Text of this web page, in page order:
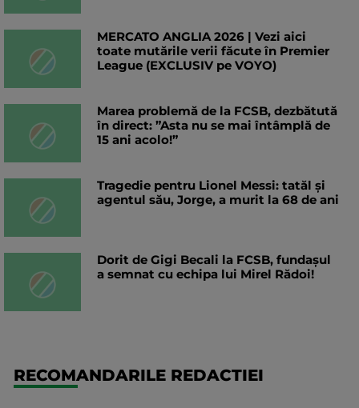
MERCATO ANGLIA 2026 | Vezi aici
toate mutările verii făcute în Premier
League (EXCLUSIV pe VOYO)
Marea problemă de la FCSB, dezbătută
în direct: ”Asta nu se mai întâmplă de
15 ani acolo!”
Tragedie pentru Lionel Messi: tatăl și
agentul său, Jorge, a murit la 68 de ani
Dorit de Gigi Becali la FCSB, fundașul
a semnat cu echipa lui Mirel Rădoi!
RECOMANDARILE REDACTIEI